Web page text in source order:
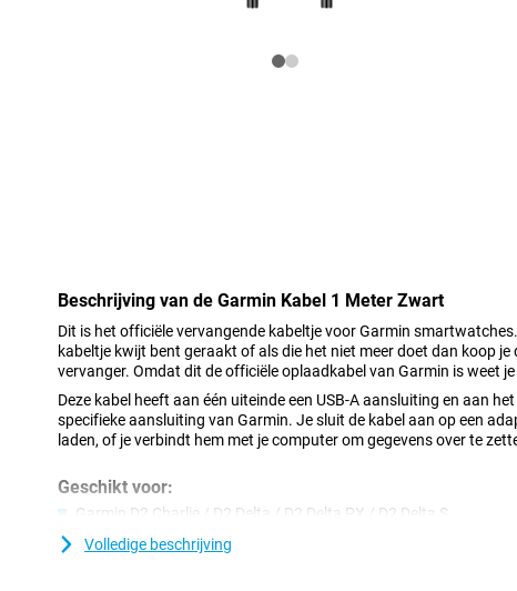
Beschrijving van de Garmin Kabel 1 Meter Zwart
Dit is het officiële vervangende kabeltje voor Garmin
kabeltje kwijt bent geraakt of als die het niet meer doet dan koop je
vervanger. Omdat dit de officiële oplaadkabel van Garmin is weet
Deze kabel heeft aan één uiteinde een USB-A aansluiting en aan
specifieke aansluiting van Garmin. Je sluit de kabel aan op een
laden, of je verbindt hem met je computer om gegevens over te
Geschikt voor:
Garmin D2 Charlie / D2 Delta / D2 Delta PX / D2 Delta S
Garmin Approach S10 / S40 / S60 / X10
Volledige beschrijving